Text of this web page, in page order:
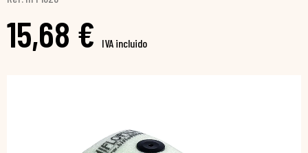
15,68 € IVA incluido